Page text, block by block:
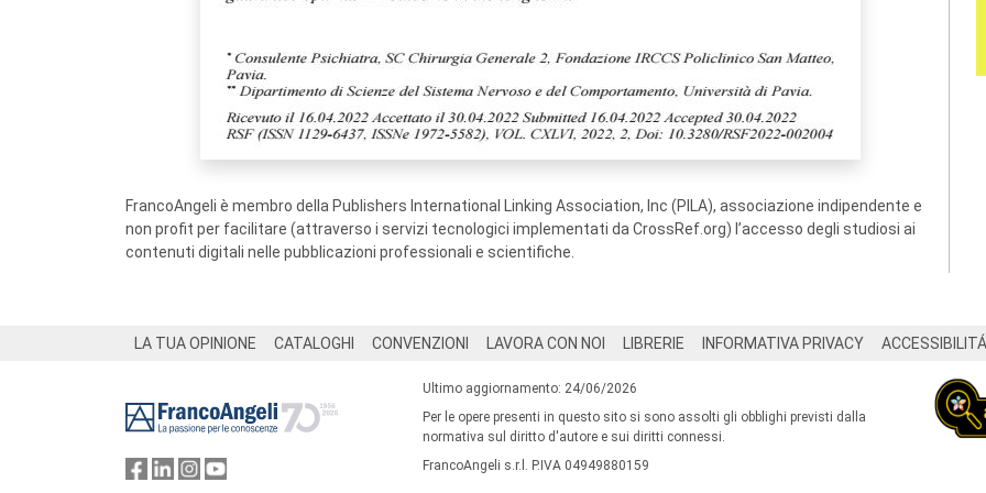
FrancoAngeli è membro della Publishers International Linking Association, Inc (PILA), associazione indipendente e
non profit per facilitare (attraverso i servizi tecnologici implementati da CrossRef.org) l’accesso degli studiosi ai
contenuti digitali nelle pubblicazioni professionali e scientifiche.
LA TUA OPINIONE CATALOGHI CONVENZIONI LAVORA CON NOI LIBRERIE INFORMATIVA PRIVACY ACCESSIBILITÁ
Ultimo aggiornamento: 24/06/2026
Per le opere presenti in questo sito si sono assolti gli obblighi previsti dalla
normativa sul diritto d'autore e sui diritti connessi.
FrancoAngeli s.r.l. P.IVA 04949880159